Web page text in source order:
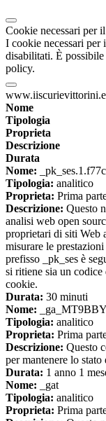
Cookie necessari per
I cookie necessari per
disabilitati. È
policy.
Nome
Tipologia
Proprieta
Descrizione
Durata
Nome: _pk_ses.1.f77c
Tipologia: analitico
Proprieta: Prima
Descrizione: Questo
analisi web open
proprietari di siti Web
misurare le
prefisso _pk_ses è
si ritiene sia un
cookie.
Durata: 30 minuti
Nome:
Tipologia: analitico
Proprieta: Prima
Descrizione: Questo
per mantenere lo stato
Durata: 1 anno 1
Nome: _gat
Tipologia: analitico
Proprieta: Prima